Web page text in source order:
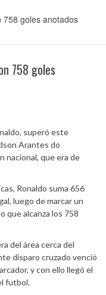
758 goles anotados
758 goles
superó este
Arantes do
nacional, que era de
Ronaldo suma 656
luego de marcar un
que alcanza los 758
del área cerca del
disparo cruzado venció
y con ello llegó el
futbol.